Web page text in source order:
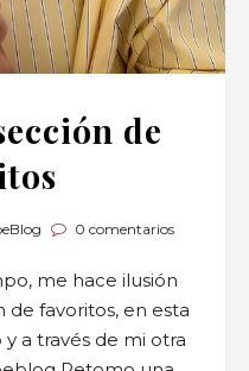
de
0 comentarios
me hace ilusión
favoritos, en esta
a través de mi otra